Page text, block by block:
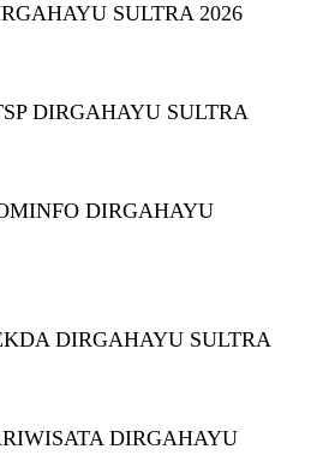
SULTRA 2026
DIRGAHAYU SULTRA
DIRGAHAYU
DIRGAHAYU SULTRA
DIRGAHAYU